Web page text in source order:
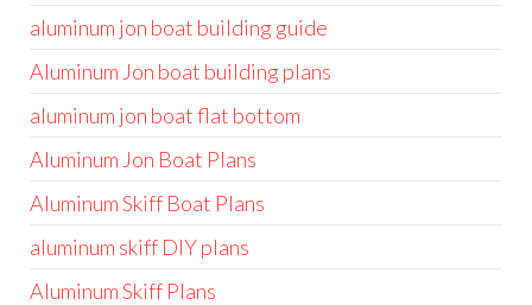
aluminum jon boat building guide
Aluminum Jon boat building plans
aluminum jon boat flat bottom
Aluminum Jon Boat Plans
Aluminum Skiff Boat Plans
aluminum skiff DIY plans
Aluminum Skiff Plans